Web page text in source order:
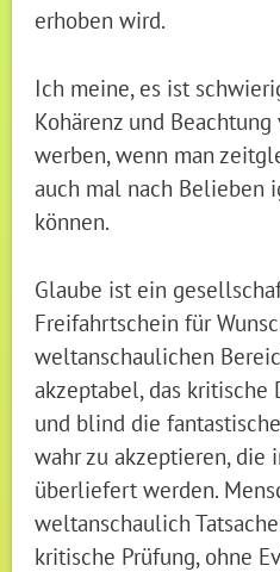
erhoben wird.
Ich meine, es ist
Kohärenz und
werben, wenn man
auch mal nach Belieben
können.
Glaube ist ein
Freifahrtschein für
weltanschaulichen
akzeptabel, das
und blind die
wahr zu akzeptieren, die
überliefert werden.
weltanschaulich
kritische Prüfung, ohne